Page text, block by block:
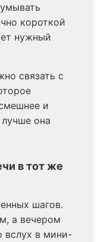
короткой
нужный
связать с
и
она
в тот же
шагов.
а вечером
вслух в мини-